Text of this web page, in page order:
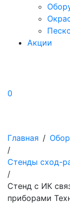
Акции
0
Главная /
/
Стенды сход-
/
Стенд с ИК
приборами